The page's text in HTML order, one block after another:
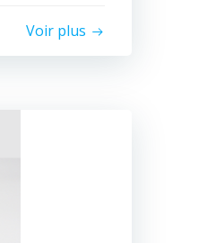
Voir plus